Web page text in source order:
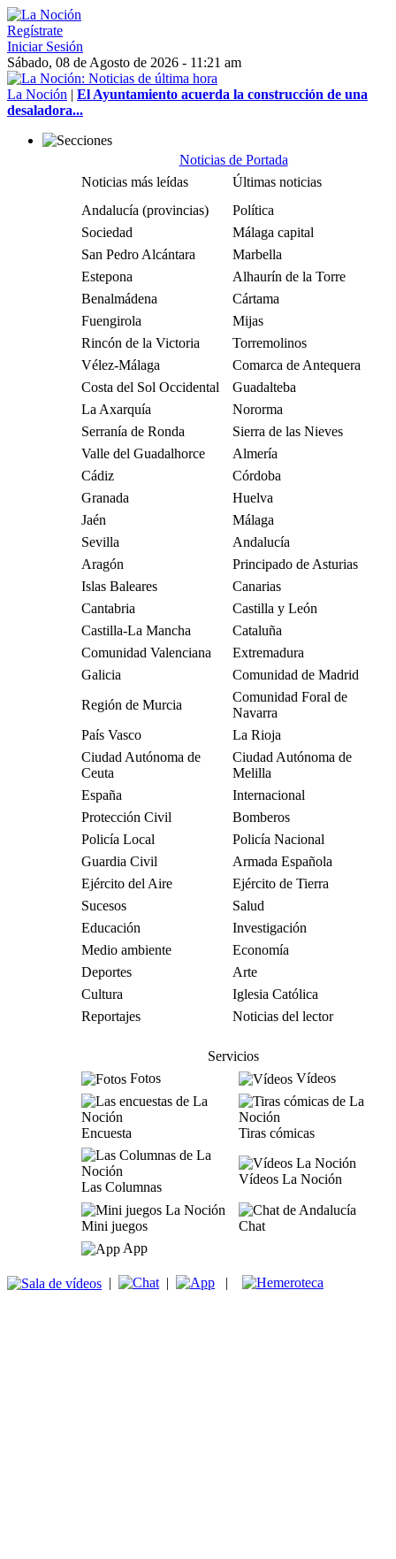
Regístrate
Iniciar Sesión
Sábado, 08 de Agosto de 2026 - 11:21 am
La Noción | El Ayuntamiento acuerda la construcción de una
desaladora...
Noticias de Portada
Noticias más leídas
Últimas noticias
Andalucía (provincias)
Política
Sociedad
Málaga capital
San Pedro Alcántara
Marbella
Estepona
Alhaurín de la Torre
Benalmádena
Cártama
Fuengirola
Mijas
Rincón de la Victoria
Torremolinos
Vélez-Málaga
Comarca de Antequera
Costa del Sol Occidental
Guadalteba
La Axarquía
Nororma
Serranía de Ronda
Sierra de las Nieves
Valle del Guadalhorce
Almería
Cádiz
Córdoba
Granada
Huelva
Jaén
Málaga
Sevilla
Andalucía
Aragón
Principado de Asturias
Islas Baleares
Canarias
Cantabria
Castilla y León
Castilla-La Mancha
Cataluña
Comunidad Valenciana
Extremadura
Galicia
Comunidad de Madrid
Región de Murcia
Comunidad Foral de
Navarra
País Vasco
La Rioja
Ciudad Autónoma de
Ceuta
Ciudad Autónoma de
Melilla
España
Internacional
Protección Civil
Bomberos
Policía Local
Policía Nacional
Guardia Civil
Armada Española
Ejército del Aire
Ejército de Tierra
Sucesos
Salud
Educación
Investigación
Medio ambiente
Economía
Deportes
Arte
Cultura
Iglesia Católica
Reportajes
Noticias del lector
Servicios
Fotos
Vídeos
Encuesta Tiras cómicas
Las Columnas
Vídeos La Noción
Mini juegos
Chat
App
| | |